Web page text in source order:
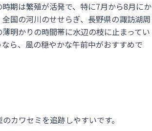
期は繁殖が活発で、特に7月から8月にか
国の河川のせせらぎ、長野県の諏訪湖周
明かりの時間帯に水辺の枝に止まってい
ら、風の穏やかな午前中がおすすめで
カワセミを追跡しやすいです。